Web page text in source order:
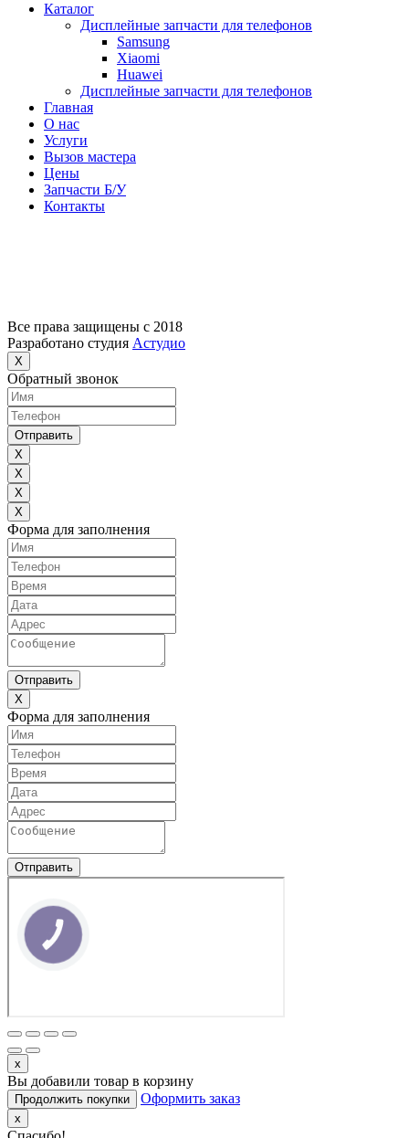
Каталог
Дисплейные запчасти для телефонов
Samsung
Xiaomi
Huawei
Дисплейные запчасти для телефонов
Главная
О нас
Услуги
Вызов мастера
Цены
Запчасти Б/У
Контакты
Все права защищены с 2018
Разработано студия Астудио
X
Обратный звонок
Отправить
X
X
X
X
Форма для заполнения
Отправить
X
Форма для заполнения
Отправить
x
Вы добавили товар в корзину
Продолжить покупки Оформить заказ
x
КНОПКА
ЗВ'ЯЗКУ